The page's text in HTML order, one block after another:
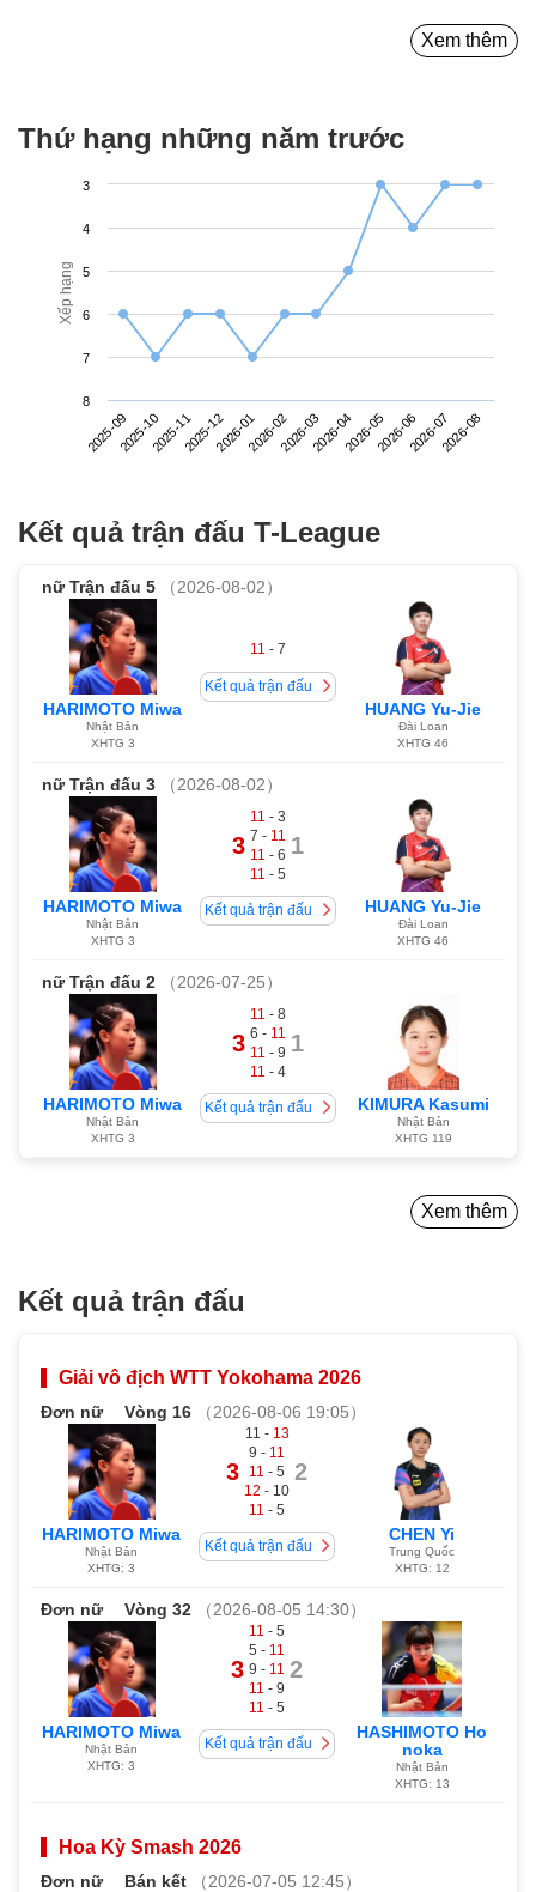
Xem thêm
Thứ hạng những năm trước
Xếp hạng
2025-092025-102025-112025-122026-012026-022026-032026-042026-052026-062026-072026-08
3
4
5
6
7
8
Kết quả trận đấu T-League
nữ Trận đấu 5 （2026-08-02）
HARIMOTO Miwa
Nhật Bản
XHTG 3
11 - 7
Kết quả trận đấu
HUANG Yu-Jie
Đài Loan
XHTG 46
nữ Trận đấu 3 （2026-08-02）
HARIMOTO Miwa
Nhật Bản
XHTG 3
3
11 - 3
7 - 11
11 - 6
11 - 5
1
Kết quả trận đấu HUANG Yu-Jie
Đài Loan
XHTG 46
nữ Trận đấu 2 （2026-07-25）
HARIMOTO Miwa
Nhật Bản
XHTG 3
3
11 - 8
6 - 11
11 - 9
11 - 4
1
Kết quả trận đấu KIMURA Kasumi
Nhật Bản
XHTG 119
Xem thêm
Kết quả trận đấu
Giải vô địch WTT Yokohama 2026
Đơn nữ Vòng 16 （2026-08-06 19:05）
HARIMOTO Miwa
Nhật Bản
XHTG: 3
3
11 - 13
9 - 11
11 - 5
12 - 10
11 - 5
2
Kết quả trận đấu
CHEN Yi
Trung Quốc
XHTG: 12
Đơn nữ Vòng 32 （2026-08-05 14:30）
HARIMOTO Miwa
Nhật Bản
XHTG: 3
3
11 - 5
5 - 11
9 - 11
11 - 9
11 - 5
2
Kết quả trận đấu
HASHIMOTO Ho
noka
Nhật Bản
XHTG: 13
Hoa Kỳ Smash 2026
Đơn nữ Bán kết （2026-07-05 12:45）